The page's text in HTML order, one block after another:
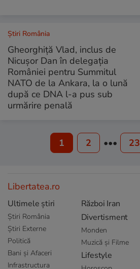
Știri România
Gheorghiță Vlad, inclus de
Nicușor Dan în delegația
României pentru Summitul
NATO de la Ankara, la o lună
după ce DNA l-a pus sub
urmărire penală
1 2 ••• 23
Libertatea.ro
Ultimele știri
Știri România
Știri Externe
Politică
Bani și Afaceri
Infrastructura
Război Iran
Divertisment
Monden
Muzică și Filme
Lifestyle